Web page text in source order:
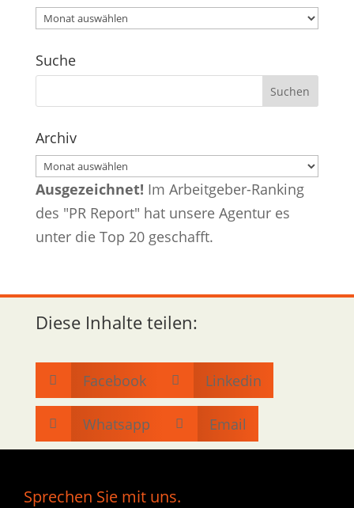
Archiv
Suche
Archiv
Archiv
Ausgezeichnet! Im Arbeitgeber-Ranking
des "PR Report" hat unsere Agentur es
unter die Top 20 geschafft.
Diese Inhalte teilen:
 Facebook  Linkedin
 Whatsapp  Email
Sprechen Sie mit uns.